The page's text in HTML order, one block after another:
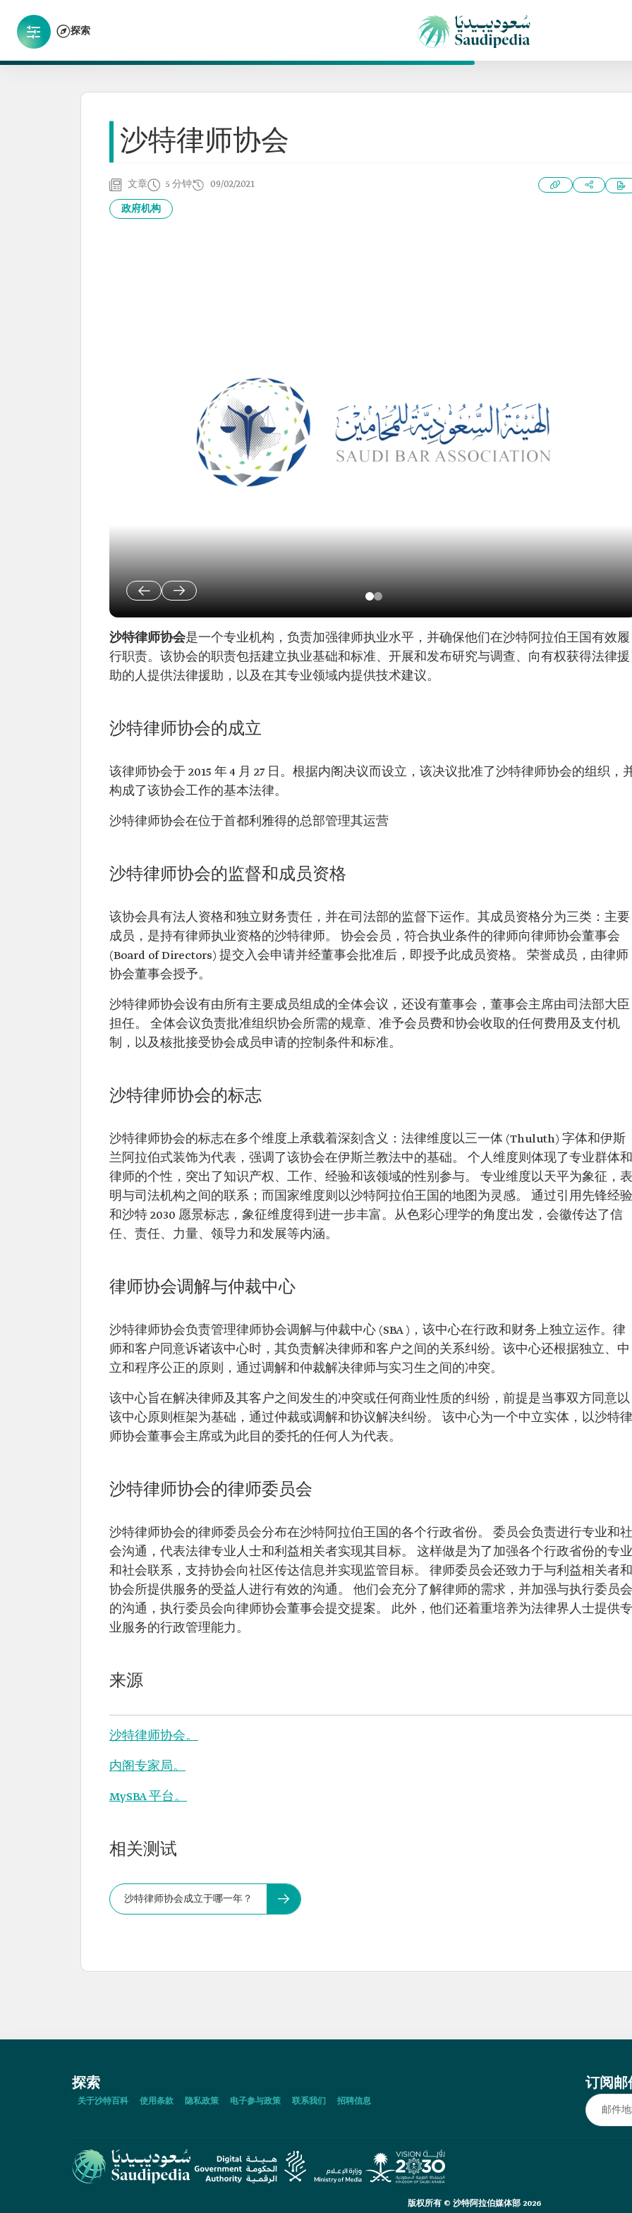
探索
沙特律师协会
文章 5 分钟 09/02/2021
政府机构
沙特律师协会是一个专业机构，负责加强律师执业水平，并确保他们在沙特阿拉伯王国有效履
行职责。该协会的职责包括建立执业基础和标准、开展和发布研究与调查、向有权获得法律援
助的人提供法律援助，以及在其专业领域内提供技术建议。
沙特律师协会的成立
该律师协会于 2015 年 4 月 27 日。根据内阁决议而设立，该决议批准了沙特律师协会的组织，
构成了该协会工作的基本法律。
沙特律师协会在位于首都利雅得的总部管理其运营
沙特律师协会的监督和成员资格
该协会具有法人资格和独立财务责任，并在司法部的监督下运作。其成员资格分为三类：主要
成员，是持有律师执业资格的沙特律师。 协会会员，符合执业条件的律师向律师协会董事会
(Board of Directors) 提交入会申请并经董事会批准后，即授予此成员资格。 荣誉成员，由律师
协会董事会授予。
沙特律师协会设有由所有主要成员组成的全体会议，还设有董事会，董事会主席由司法部大臣
担任。 全体会议负责批准组织协会所需的规章、准予会员费和协会收取的任何费用及支付机
制，以及核批接受协会成员申请的控制条件和标准。
沙特律师协会的标志
沙特律师协会的标志在多个维度上承载着深刻含义：法律维度以三一体 (Thuluth) 字体和伊斯
兰阿拉伯式装饰为代表，强调了该协会在伊斯兰教法中的基础。 个人维度则体现了专业群体和
律师的个性，突出了知识产权、工作、经验和该领域的性别参与。 专业维度以天平为象征，表
明与司法机构之间的联系；而国家维度则以沙特阿拉伯王国的地图为灵感。 通过引用先锋经验
和沙特 2030 愿景标志，象征维度得到进一步丰富。从色彩心理学的角度出发，会徽传达了信
任、责任、力量、领导力和发展等内涵。
律师协会调解与仲裁中心
沙特律师协会负责管理律师协会调解与仲裁中心 (SBA )，该中心在行政和财务上独立运作。律
师和客户同意诉诸该中心时，其负责解决律师和客户之间的关系纠纷。该中心还根据独立、中
立和程序公正的原则，通过调解和仲裁解决律师与实习生之间的冲突。
该中心旨在解决律师及其客户之间发生的冲突或任何商业性质的纠纷，前提是当事双方同意以
该中心原则框架为基础，通过仲裁或调解和协议解决纠纷。 该中心为一个中立实体，以沙特律
师协会董事会主席或为此目的委托的任何人为代表。
沙特律师协会的律师委员会
沙特律师协会的律师委员会分布在沙特阿拉伯王国的各个行政省份。 委员会负责进行专业和社
会沟通，代表法律专业人士和利益相关者实现其目标。 这样做是为了加强各个行政省份的专业
和社会联系，支持协会向社区传达信息并实现监管目标。 律师委员会还致力于与利益相关者和
协会所提供服务的受益人进行有效的沟通。 他们会充分了解律师的需求，并加强与执行委员会
的沟通，执行委员会向律师协会董事会提交提案。 此外，他们还着重培养为法律界人士提供专
业服务的行政管理能力。
来源
沙特律师协会。
内阁专家局。
MySBA 平台。
相关测试
沙特律师协会成立于哪一年？
探索
关于沙特百科 使用条款 隐私政策 电子参与政策 联系我们 招聘信息
订阅邮
版权所有 © 沙特阿拉伯媒体部 2026